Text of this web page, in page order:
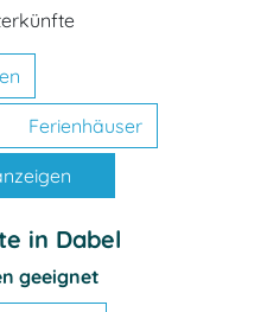
Ferienhäuser
in Dabel
geeignet